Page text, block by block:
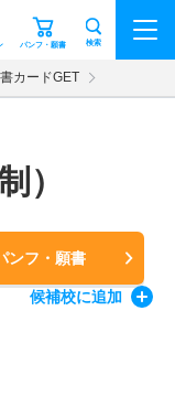
パンフ・願書 検索
カードGET
）
ンフ・願書
候補校に追加